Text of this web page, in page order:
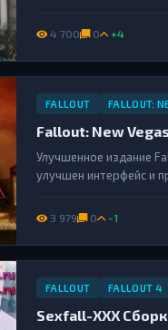
S.T.A.L.K.E.R....
4 700 0 +4
FALLOUT FALLOUT:
Fallout: New
Улучшенное издание
улучшен интерфейс и
3 979 0 -1
FALLOUT FALLOUT 4
Sexfall-XXX